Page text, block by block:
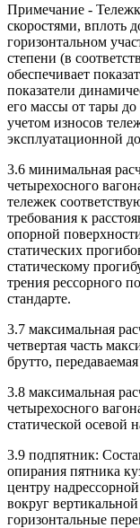
Примечание -
скоростями, вплоть
горизонтальном
степени (в
обеспечивает
показатели
его массы от тары
учетом износов
эксплуатационной
3.6 минимальная
четырехосного
тележек
требования к
опорной
статических
статическому
трения рессорного
стандарте.
3.7 максимальная
четвертая часть
брутто,
3.8 максимальная
четырехосного
статической осевой
3.9 подпятник:
опирания пятника
центру
вокруг
горизонтальные